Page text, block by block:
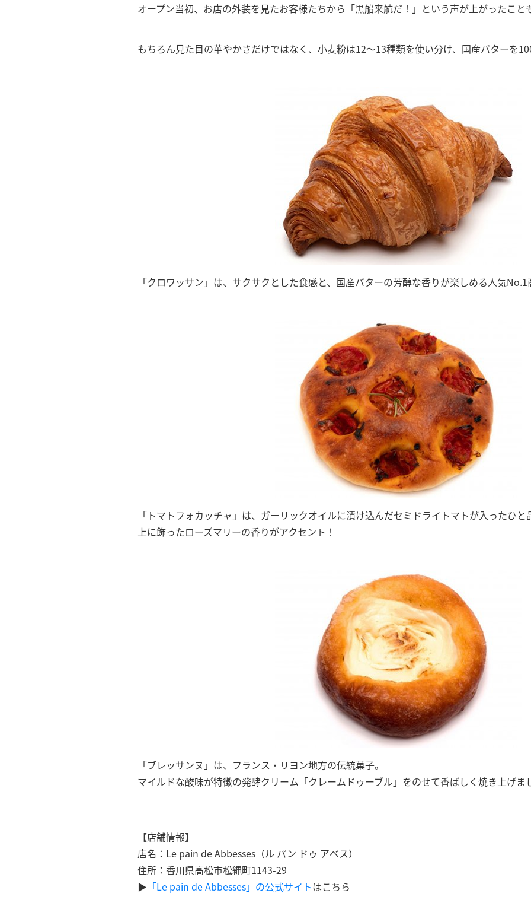
オープン当初、お店の外装を見たお客様たちから「黒船来航だ！」という声が上がったこと
もちろん見た目の華やかさだけではなく、小麦粉は12〜13種類を使い分け、国産バターを
「クロワッサン」は、サクサクとした食感と、国産バターの芳醇な香りが楽しめる人気No.1
「トマトフォカッチャ」は、ガーリックオイルに漬け込んだセミドライトマトが入ったひと
上に飾ったローズマリーの香りがアクセント！
「ブレッサンヌ」は、フランス・リヨン地方の伝統菓子。
マイルドな酸味が特徴の発酵クリーム「クレームドゥーブル」をのせて香ばしく焼き上げま
【店舗情報】
店名：Le pain de Abbesses（ル パン ドゥ アベス）
住所：香川県高松市松縄町1143-29
▶︎ 「Le pain de Abbesses」の公式サイトはこちら